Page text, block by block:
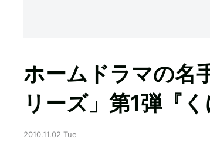
ホームドラマの名
リーズ」第1弾『く
2010.11.02 Tue